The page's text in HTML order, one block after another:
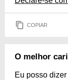
COPIAR
O melhor
Eu posso